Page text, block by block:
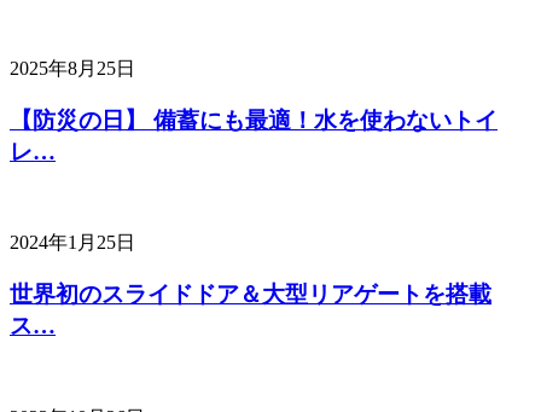
2025年8月25日
【防災の日】 備蓄にも最適！水を使わないトイ
レ…
2024年1月25日
世界初のスライドドア＆大型リアゲートを搭載
ス…